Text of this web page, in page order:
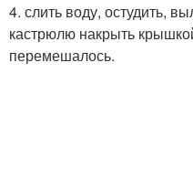
4. слить воду, остудить,
кастрюлю накрыть
перемешалось.